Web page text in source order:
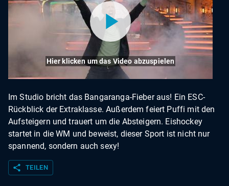
Hier klicken um das Video abzuspielen
Im Studio bricht das Bangaranga-Fieber aus! Ein ESC-
Rückblick der Extraklasse. Außerdem feiert Puffi mit den
Aufsteigern und trauert um die Absteigern. Eishockey
startet in die WM und beweist, dieser Sport ist nicht nur
spannend, sondern auch sexy!
share TEILEN